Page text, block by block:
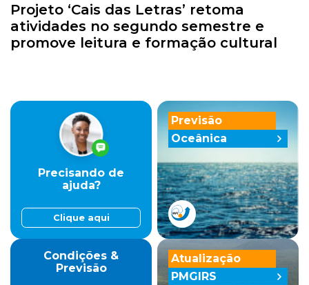
Projeto ‘Cais das Letras’ retoma
atividades no segundo semestre e
promove leitura e formação cultural
Previsão
Oceânica
Precisando de
ajuda?
Clique aqui
Condições &
Previsão
Atualização
PMGIRS